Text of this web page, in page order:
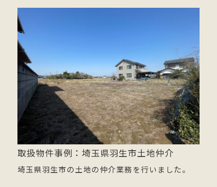
取扱物件事例：埼玉県羽生市土地仲介
埼玉県羽生市の土地の仲介業務を行いました。